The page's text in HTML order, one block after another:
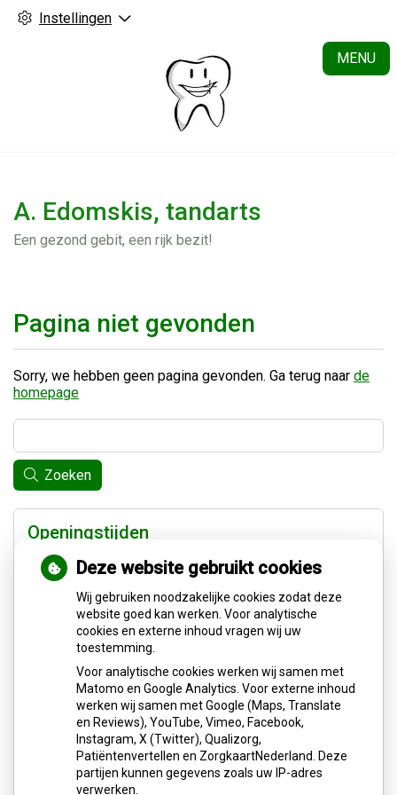
Instellingen
MENU
A. Edomskis, tandarts
Een gezond gebit, een rijk bezit!
Pagina niet gevonden
Sorry, we hebben geen pagina gevonden. Ga terug naar de
homepage
Zoeken
Openingstijden
Maandag: 08:00tot
- 12.00
13.00 tot
- 17:00
Dinsdag:
08.00tot
- 12.00
13.00tot
- 17:00
13.00tot
- 17:00
Donderdag:
08.00tot
- 12.00
13.00tot
- 17.00
Vrijdag:
08.00tot
- 12.00
13.00tot
- 17:00
Deze website gebruikt cookies
Wij gebruiken noodzakelijke cookies zodat deze
website goed kan werken. Voor analytische
cookies en externe inhoud vragen wij uw
toestemming.
Voor analytische cookies werken wij samen met
Matomo en Google Analytics. Voor externe inhoud
werken wij samen met Google (Maps, Translate
en Reviews), YouTube, Vimeo, Facebook,
Instagram, X (Twitter), Qualizorg,
Patiëntenvertellen en ZorgkaartNederland. Deze
partijen kunnen gegevens zoals uw IP-adres
verwerken.